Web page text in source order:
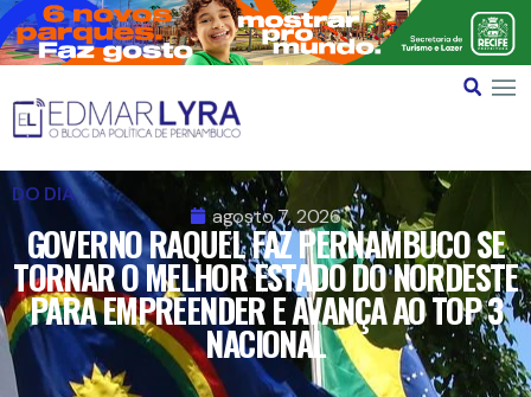
DO DIA
agosto 7, 2026
GOVERNO RAQUEL FAZ PERNAMBUCO SE
TORNAR O MELHOR ESTADO DO NORDESTE
PARA EMPREENDER E AVANÇA AO TOP 3
NACIONAL